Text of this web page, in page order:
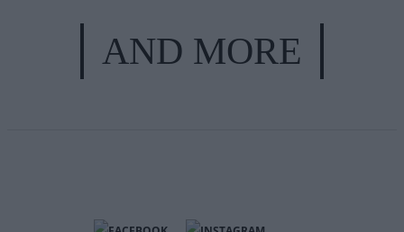
AND MORE